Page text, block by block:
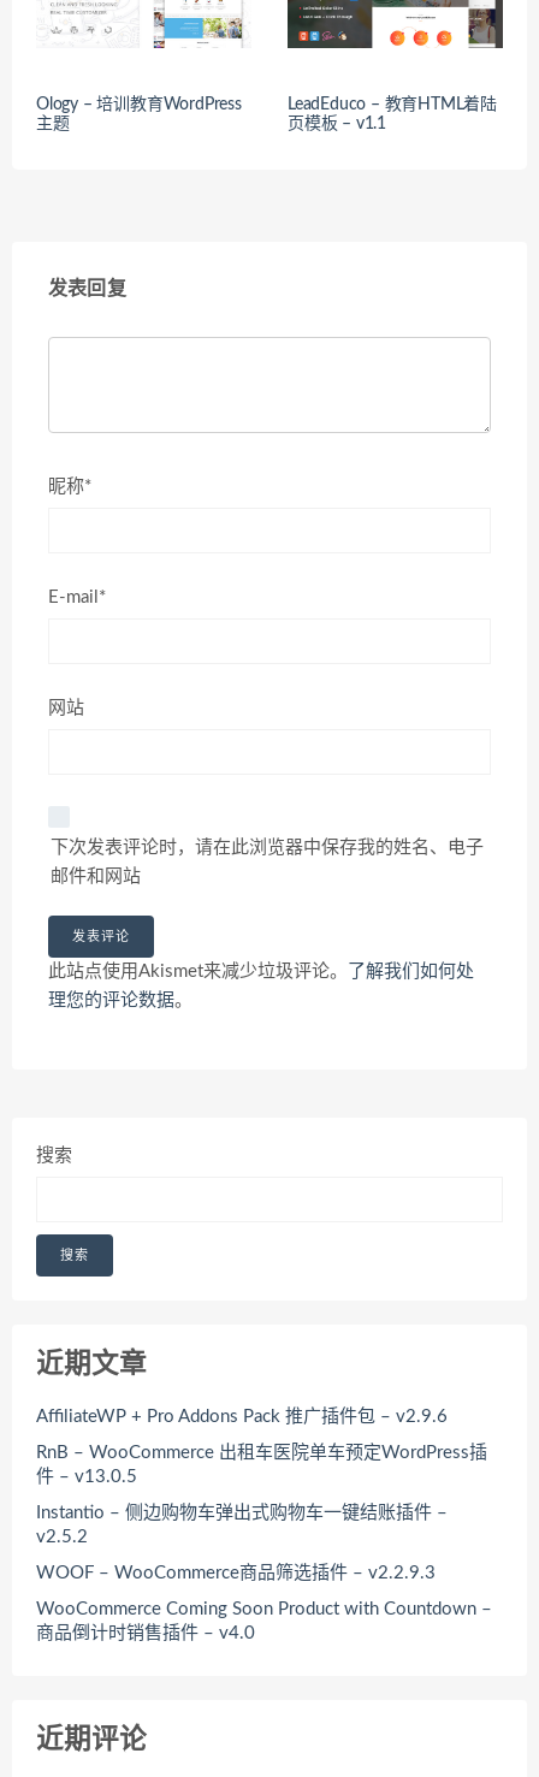
Ology – 培训教育WordPress
主题
LeadEduco – 教育HTML着陆
页模板 – v1.1
发表回复
昵称*
E-mail*
网站
下次发表评论时，请在此浏览器中保存我的姓名、电子
邮件和网站
此站点使用Akismet来减少垃圾评论。
了解我们如何处
理您的评论数据。
搜索
搜索
近期文章
AffiliateWP + Pro Addons Pack 推广插件包 – v2.9.6
RnB – WooCommerce 出租车医院单车预定WordPress插
件 – v13.0.5
Instantio – 侧边购物车弹出式购物车一键结账插件 –
v2.5.2
WOOF – WooCommerce商品筛选插件 – v2.2.9.3
WooCommerce Coming Soon Product with Countdown –
商品倒计时销售插件 – v4.0
近期评论